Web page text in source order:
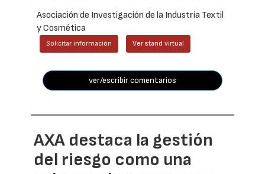
Asociación de Investigación de la Industria Textil
y Cosmética
Solicitar información Ver stand virtual
ver/escribir comentarios
AXA destaca la gestión
del riesgo como una